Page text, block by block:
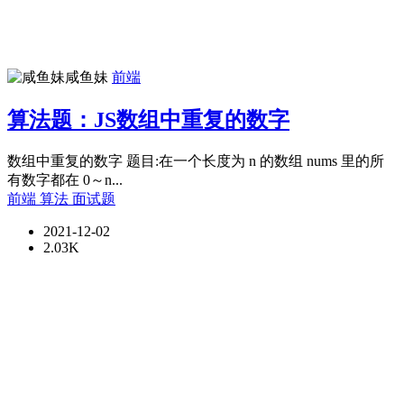
咸鱼妹 前端
算法题：JS数组中重复的数字
数组中重复的数字 题目:在一个长度为 n 的数组 nums 里的所
有数字都在 0～n...
前端 算法 面试题
2021-12-02
2.03K